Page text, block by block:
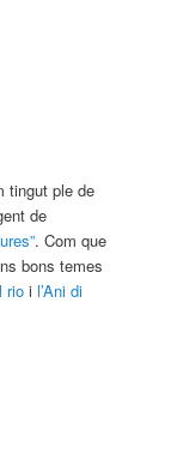
tingut ple de
de
. Com que
bons temes
rio il’Ani di